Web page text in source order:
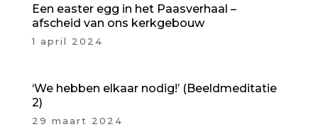
Een easter egg in het Paasverhaal –
afscheid van ons kerkgebouw
1 april 2024
‘We hebben elkaar nodig!’ (Beeldmeditatie
2)
29 maart 2024